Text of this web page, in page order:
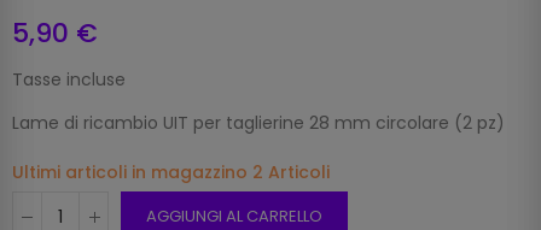
5,90 €
Tasse incluse
Lame di ricambio UIT per taglierine 28 mm circolare (2 pz)
Ultimi articoli in magazzino 2 Articoli
AGGIUNGI AL CARRELLO